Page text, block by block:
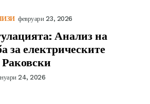
февруари 23, 2026
Анализ на
за електрическите
24, 2026